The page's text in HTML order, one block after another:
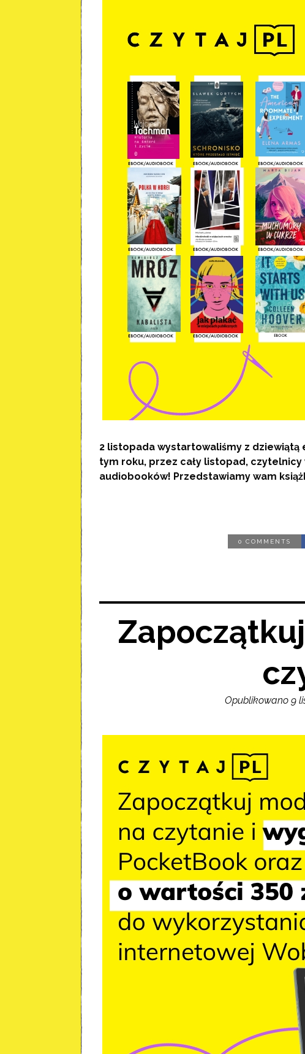
2 listopada wystartowaliśmy z dziewiątą
tym roku, przez cały listopad,
audiobooków! Przedstawiamy wam
0 COMMENTS
Opublikowano 9